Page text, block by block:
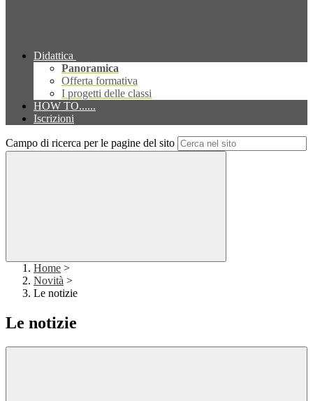
Didattica
Panoramica
Offerta formativa
I progetti delle classi
HOW TO......
Iscrizioni
Campo di ricerca per le pagine del sito
Home >
Novità >
Le notizie
Le notizie